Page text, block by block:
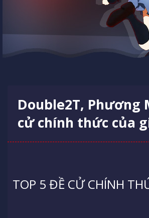
Double2T, Phương
cử chính thức của
TOP 5 ĐỀ CỬ CHÍNH